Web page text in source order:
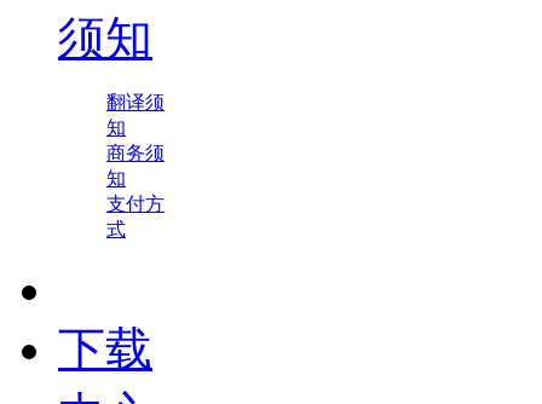
须知
翻译须
知
商务须
知
支付方
式
下载